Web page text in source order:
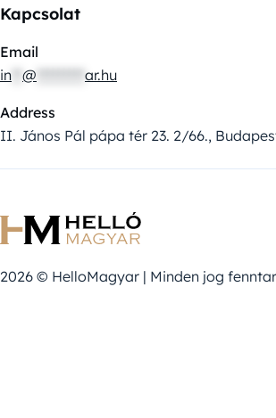
Kapcsolat
Email
in @ ar.hu
Address
II. János Pál pápa tér 23. 2/66.,
2026 © HelloMagyar | Minden jog